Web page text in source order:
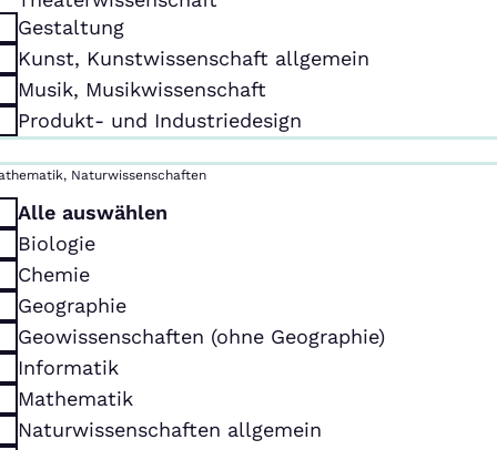
Gestaltung
Kunst, Kunstwissenschaft allgemein
Musik, Musikwissenschaft
Produkt- und Industriedesign
Naturwissenschaften
Alle auswählen
Biologie
Chemie
Geographie
Geowissenschaften (ohne Geographie)
Informatik
Mathematik
Naturwissenschaften allgemein